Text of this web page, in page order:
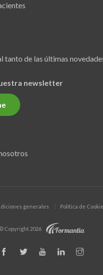
tanto de las últimas
newsletter
generales Política de
© Copyright 2026